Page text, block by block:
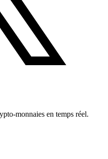
monnaies en temps réel.